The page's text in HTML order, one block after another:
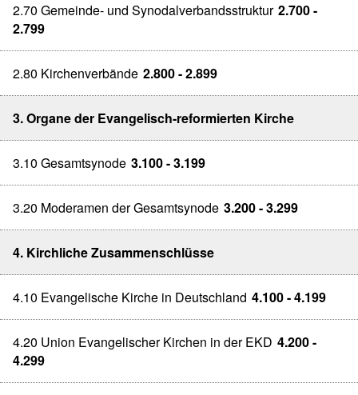
2.70 Gemeinde- und Synodalverbandsstruktur 2.700 -
2.799
2.80 Kirchenverbände 2.800 - 2.899
3. Organe der Evangelisch-reformierten Kirche
3.10 Gesamtsynode 3.100 - 3.199
3.20 Moderamen der Gesamtsynode 3.200 - 3.299
4. Kirchliche Zusammenschlüsse
4.10 Evangelische Kirche in Deutschland 4.100 - 4.199
4.20 Union Evangelischer Kirchen in der EKD 4.200 -
4.299